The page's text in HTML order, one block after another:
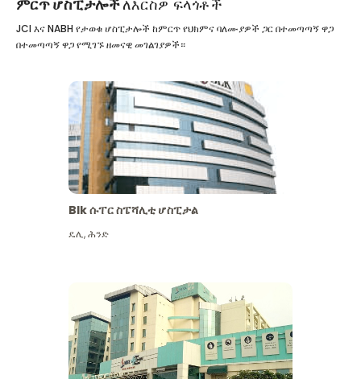
ምርጥ ሆስፒታሎችለእርስዎ ፍላጎቶች
JCI እና NABH የታወቁ ሆስፒታሎች ከምርጥ የህክምና ባለሙያዎች ጋር በተመጣጣኝ ዋጋ
በተመጣጣኝ ዋጋ የሚገኙ ዘመናዊ መገልገያዎች።
Blk ሱፐር ስፔሻሊቲ ሆስፒታል
ዴሊ,ሕንድ